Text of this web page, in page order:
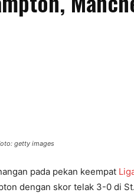
getty images
pada pekan keempat
dengan skor telak 3-0 di St.